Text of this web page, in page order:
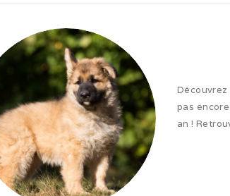
Découvrez
pas
an !